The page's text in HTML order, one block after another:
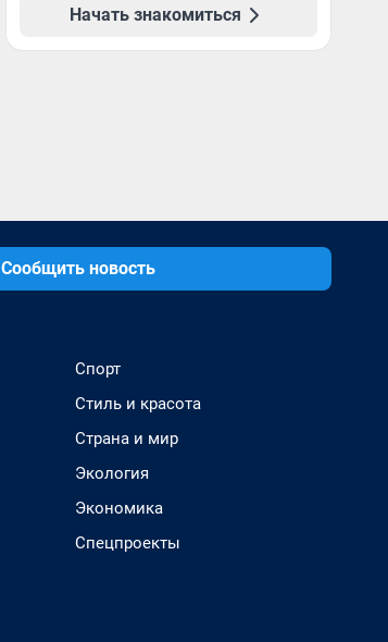
Начать знакомиться
Сообщить новость
Спорт
Стиль и красота
Страна и мир
Экология
Экономика
Спецпроекты